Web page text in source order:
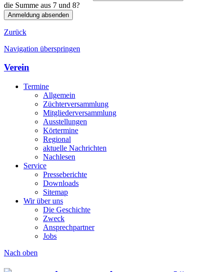
die Summe aus 7 und 8?
Anmeldung absenden
Zurück
Navigation überspringen
Verein
Termine
Allgemein
Züchterversammlung
Mitgliederversammlung
Ausstellungen
Körtermine
Regional
aktuelle Nachrichten
Nachlesen
Service
Presseberichte
Downloads
Sitemap
Wir über uns
Die Geschichte
Zweck
Ansprechpartner
Jobs
Nach oben